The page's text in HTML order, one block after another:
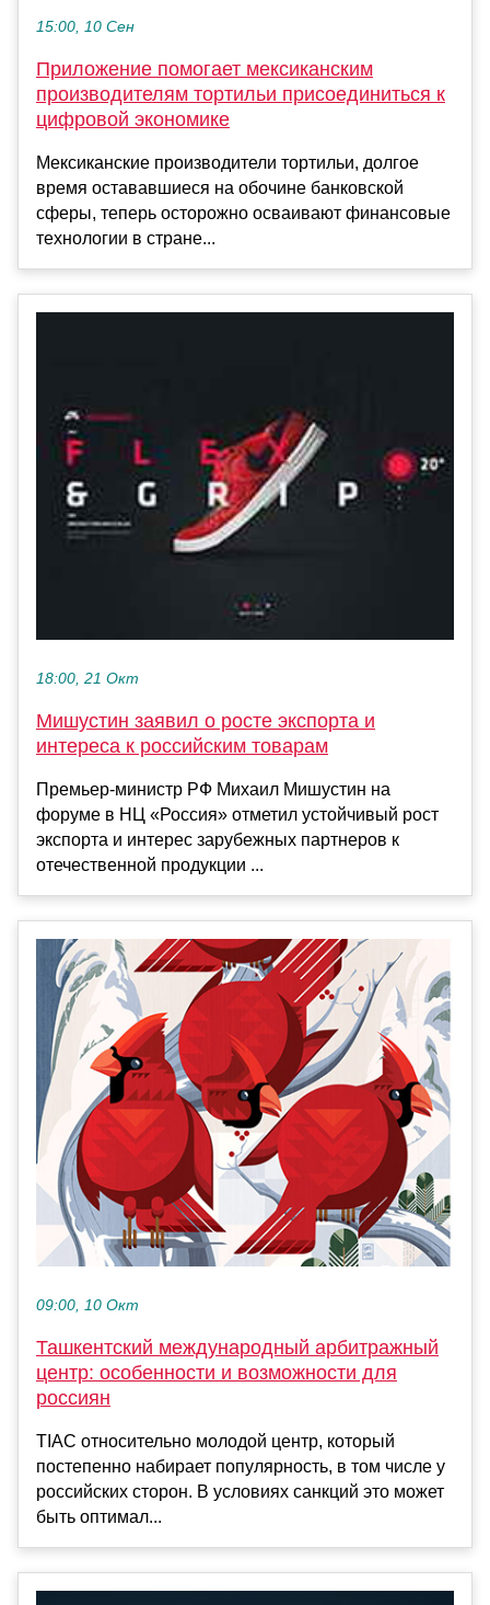
15:00, 10 Сен
Приложение помогает мексиканским
производителям тортильи присоединиться к
цифровой экономике
Мексиканские производители тортильи, долгое
время остававшиеся на обочине банковской
сферы, теперь осторожно осваивают финансовые
технологии в стране...
18:00, 21 Окт
Мишустин заявил о росте экспорта и
интереса к российским товарам
Премьер-министр РФ Михаил Мишустин на
форуме в НЦ «Россия» отметил устойчивый рост
экспорта и интерес зарубежных партнеров к
отечественной продукции ...
09:00, 10 Окт
Ташкентский международный арбитражный
центр: особенности и возможности для
россиян
TIAC относительно молодой центр, который
постепенно набирает популярность, в том числе у
российских сторон. В условиях санкций это может
быть оптимал...